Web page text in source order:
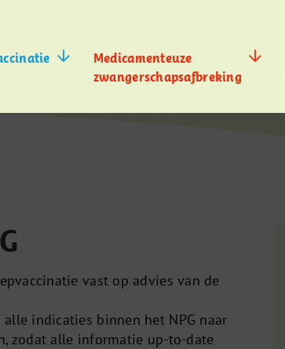
Medicamenteuze
zwangerschapsafbreking
vast op advies van de
indicaties binnen het NPG naar
zodat alle informatie up-to-date